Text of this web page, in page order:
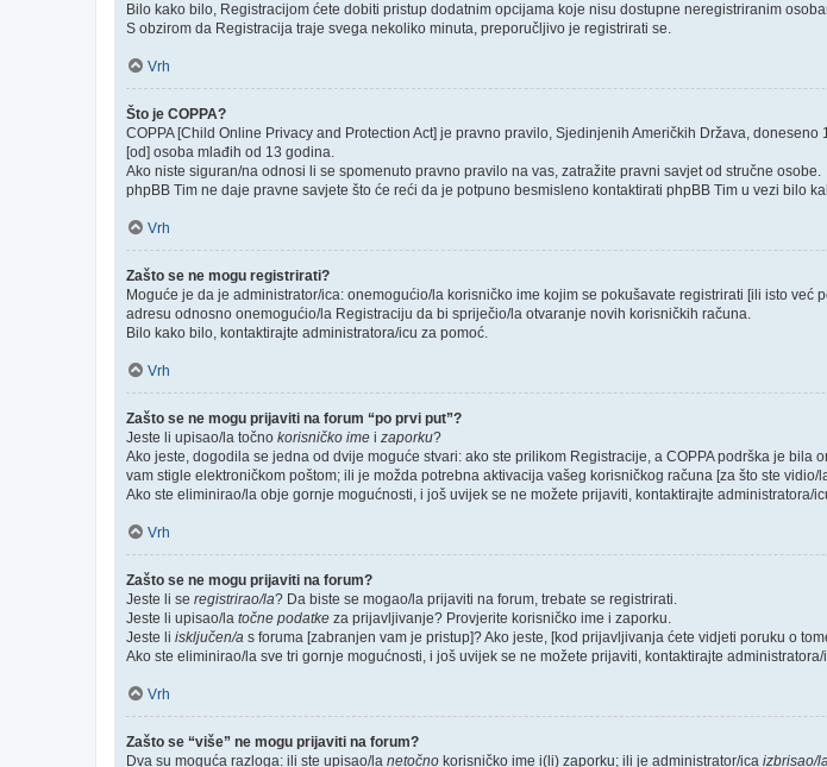
Bilo kako bilo, Registracijom ćete dobiti pristup dodatnim opcijama koje nisu dostupne neregistriranim
S obzirom da Registracija traje svega nekoliko minuta, preporučljivo je registrirati se.
Vrh
Što je COPPA?
COPPA [Child Online Privacy and Protection Act] je pravno pravilo, Sjedinjenih Američkih Država,
[od] osoba mlađih od 13 godina.
Ako niste siguran/na odnosi li se spomenuto pravno pravilo na vas, zatražite pravni savjet od stručne osobe.
phpBB Tim ne daje pravne savjete što će reći da je potpuno besmisleno kontaktirati phpBB Tim u vezi bilo
Vrh
Zašto se ne mogu registrirati?
Moguće je da je administrator/ica: onemogućio/la korisničko ime kojim se pokušavate registrirati [ili isto
adresu odnosno onemogućio/la Registraciju da bi spriječio/la otvaranje novih korisničkih računa.
Bilo kako bilo, kontaktirajte administratora/icu za pomoć.
Vrh
Zašto se ne mogu prijaviti na forum “po prvi put”?
Jeste li upisao/la točno korisničko ime i zaporku?
Ako jeste, dogodila se jedna od dvije moguće stvari: ako ste prilikom Registracije, a COPPA podrška je bila
vam stigle elektroničkom poštom; ili je možda potrebna aktivacija vašeg korisničkog računa [za što ste
Ako ste eliminirao/la obje gornje mogućnosti, i još uvijek se ne možete prijaviti, kontaktirajte administratora/
Vrh
Zašto se ne mogu prijaviti na forum?
Jeste li se registrirao/la? Da biste se mogao/la prijaviti na forum, trebate se registrirati.
Jeste li upisao/la točne podatke za prijavljivanje? Provjerite korisničko ime i zaporku.
Jeste li isključen/a s foruma [zabranjen vam je pristup]? Ako jeste, [kod prijavljivanja ćete vidjeti poruku o
Ako ste eliminirao/la sve tri gornje mogućnosti, i još uvijek se ne možete prijaviti, kontaktirajte
Vrh
Zašto se “više” ne mogu prijaviti na forum?
Dva su moguća razloga: ili ste upisao/la netočno korisničko ime i(li) zaporku; ili je administrator/ica izbrisao/